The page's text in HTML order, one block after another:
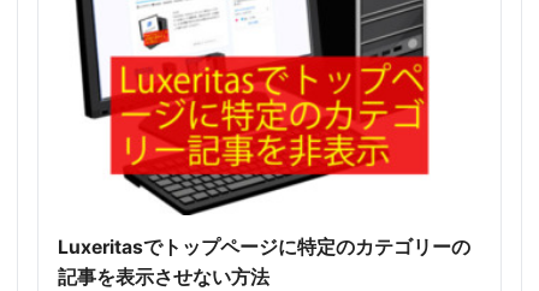
Luxeritasでトップページに特定のカテゴリーの
記事を表示させない方法